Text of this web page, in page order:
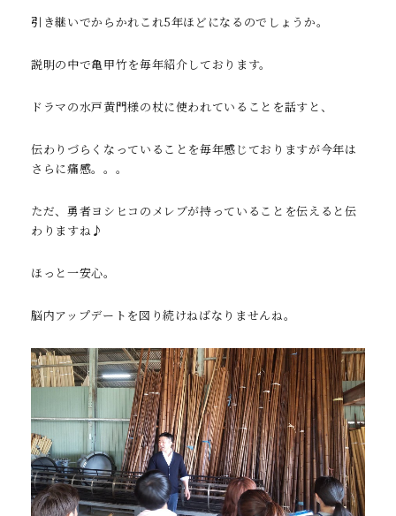
引き継いでからかれこれ5年ほどになるのでしょうか。
説明の中で亀甲竹を毎年紹介しております。
ドラマの水戸黄門様の杖に使われていることを話すと、
伝わりづらくなっていることを毎年感じておりますが今年は
さらに痛感。。。
ただ、勇者ヨシヒコのメレブが持っていることを伝えると伝
わりますね♪
ほっと一安心。
脳内アップデートを図り続けねばなりませんね。